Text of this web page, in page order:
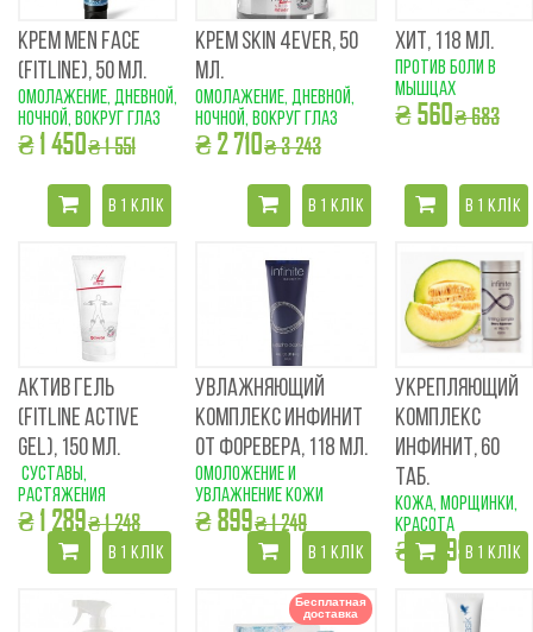
КРЕМ MEN FACE
(FITLINE), 50 МЛ.
Омолажение, дневной,
ночной, вокруг глаз
₴ 1 450₴ 1 551
В 1 КЛІК
КРЕМ SKIN 4EVER, 50
МЛ.
Омолажение, дневной,
ночной, вокруг глаз
₴ 2 710₴ 3 243
В 1 КЛІК
ХИТ, 118 МЛ.
против боли в
мышцах
₴ 560₴ 683
В 1 КЛІК
АКТИВ ГЕЛЬ
(FITLINE ACTIVE
GEL), 150 МЛ.
суставы,
растяжения
₴ 1 289₴ 1 248
В 1 КЛІК
УВЛАЖНЯЮЩИЙ
КОМПЛЕКС ИНФИНИТ
ОТ ФОРЕВЕРА, 118 МЛ.
омоложение и
увлажнение кожи
₴ 899₴ 1 249
В 1 КЛІК
УКРЕПЛЯЮЩИЙ
КОМПЛЕКС
ИНФИНИТ, 60
ТАБ.
кожа, морщинки,
красота
₴ 2 099₴ 2 484
В 1 КЛІК
Бесплатная
доставка